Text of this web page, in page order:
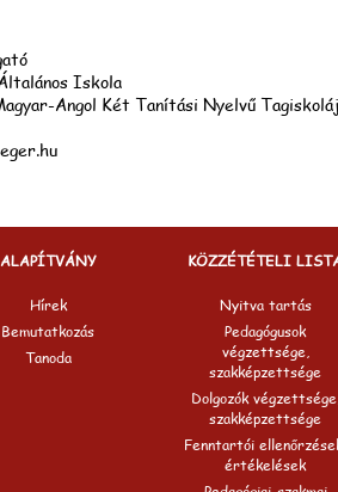
Iskola
Angol Két Tanítási Nyelvű
ALAPÍTVÁNY
Hírek
Bemutatkozás
Tanoda
KÖZZÉTÉTELI
Nyitva tartás
Pedagógusok
végzettsége,
szakképzettsége
Dolgozók
szakképzettsége
Fenntartói
értékelések